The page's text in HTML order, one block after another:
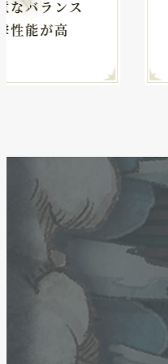
なバランス
性能が高